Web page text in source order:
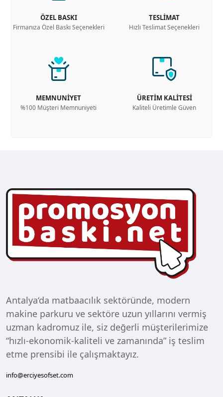
ÖZEL BASKI
Firmanıza Özel Baskı Seçenekleri
TESLİMAT
Hızlı Teslimat Seçenekleri
MEMNUNİYET
%100 Müşteri Memnuniyeti
ÜRETİM KALİTESİ
Kaliteli Üretimle Güven
Antalya‘da matbaacılık sektöründe, modern
makine parkuru ve sektöre uzun yıllarını vermiş
uzman kadromuz ile, siz değerli müşterilerimize
“hızlı-ekonomik-kaliteli ve zamanında” iş teslim
etme prensibi ile çalışmaktayız.
info@erciyesofset.com